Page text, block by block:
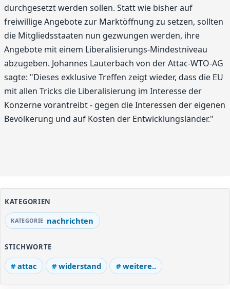
durchgesetzt werden sollen. Statt wie bisher auf
freiwillige Angebote zur Marktöffnung zu setzen, sollten
die Mitgliedsstaaten nun gezwungen werden, ihre
Angebote mit einem Liberalisierungs-Mindestniveau
abzugeben. Johannes Lauterbach von der Attac-WTO-AG
sagte: "Dieses exklusive Treffen zeigt wieder, dass die EU
mit allen Tricks die Liberalisierung im Interesse der
Konzerne vorantreibt - gegen die Interessen der eigenen
Bevölkerung und auf Kosten der Entwicklungsländer."
KATEGORIEN
nachrichten
STICHWORTE
attac widerstand weitere..